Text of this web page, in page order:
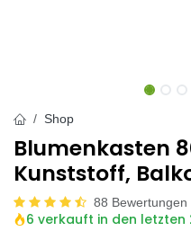
Shop
Blumenkasten
Kunststoff,
88 Bewertungen
6 verkauft in den letzten